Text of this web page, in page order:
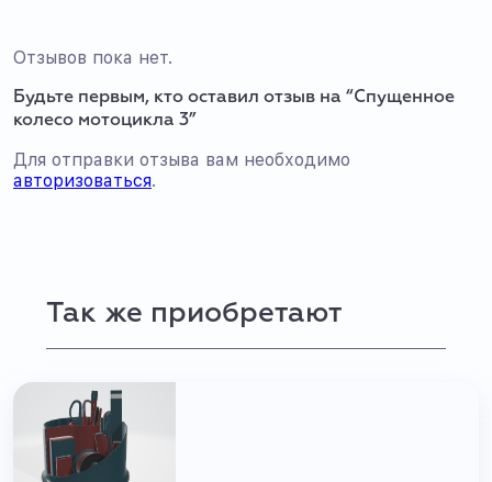
Отзывов пока нет.
Будьте первым, кто оставил отзыв на “Спущенное
колесо мотоцикла 3”
Для отправки отзыва вам необходимо
авторизоваться.
Так же приобретают